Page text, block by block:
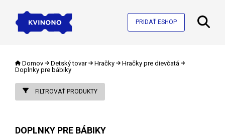
PRIDAŤ ESHOP
Domov Detský tovar Hračky
Hračky pre dievčatá
Doplnky pre bábiky
FILTROVAŤ PRODUKTY
DOPLNKY PRE BÁBIKY